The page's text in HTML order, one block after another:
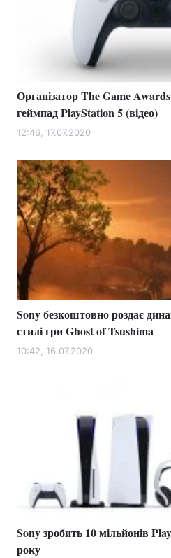
Організатор The Game
геймпад PlayStation 5 (відео)
12:46, 17.07.2020
Sony безкоштовно роздає
стилі гри Ghost of Tsushima
10:42, 16.07.2020
Sony зробить 10 мільйонів
року